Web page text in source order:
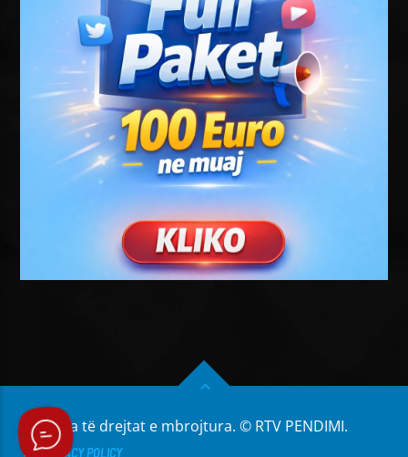
Të gjitha të drejtat e mbrojtura. © RTV PENDIMI.
PRIVACY POLICY